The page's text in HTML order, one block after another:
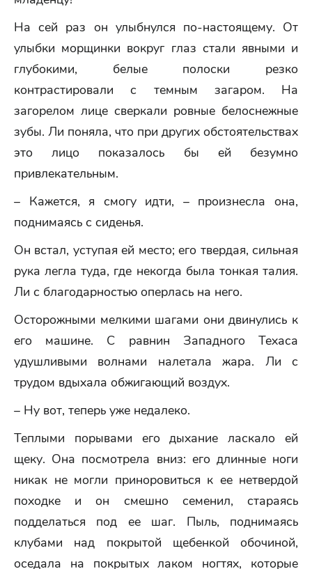
На сей раз он улыбнулся по-настоящему. От
улыбки морщинки вокруг глаз стали явными и
глубокими, белые полоски резко
контрастировали с темным загаром. На
загорелом лице сверкали ровные белоснежные
зубы. Ли поняла, что при других обстоятельствах
это лицо показалось бы ей безумно
привлекательным.
– Кажется, я смогу идти, – произнесла она,
поднимаясь с сиденья.
Он встал, уступая ей место; его твердая, сильная
рука легла туда, где некогда была тонкая талия.
Ли с благодарностью оперлась на него.
Осторожными мелкими шагами они двинулись к
его машине. С равнин Западного Техаса
удушливыми волнами налетала жара. Ли с
трудом вдыхала обжигающий воздух.
– Ну вот, теперь уже недалеко.
Теплыми порывами его дыхание ласкало ей
щеку. Она посмотрела вниз: его длинные ноги
никак не могли приноровиться к ее нетвердой
походке и он смешно семенил, стараясь
подделаться под ее шаг. Пыль, поднимаясь
клубами над покрытой щебенкой обочиной,
оседала на покрытых лаком ногтях, которые